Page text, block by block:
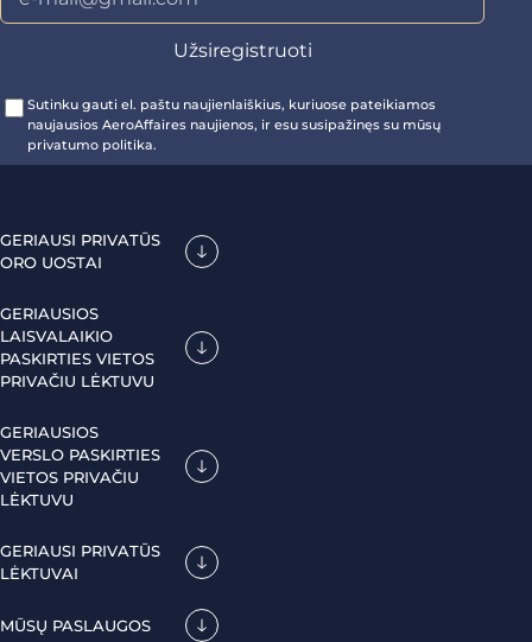
Sutinku gauti el. paštu naujienlaiškius, kuriuose pateikiamos
naujausios AeroAffaires naujienos, ir esu susipažinęs su mūsų
privatumo politika.
GERIAUSI PRIVATŪS
ORO UOSTAI
GERIAUSIOS
LAISVALAIKIO
PASKIRTIES VIETOS
PRIVAČIU LĖKTUVU
GERIAUSIOS
VERSLO PASKIRTIES
VIETOS PRIVAČIU
LĖKTUVU
GERIAUSI PRIVATŪS
LĖKTUVAI
MŪSŲ PASLAUGOS